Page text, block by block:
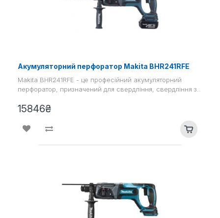
Акумуляторний перфоратор Makita BHR241RFE
Makita BHR241RFE - це професійний акумуляторний
перфоратор, призначений для свердління, свердління з..
15846₴